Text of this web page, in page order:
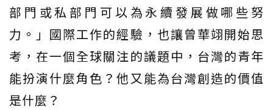
部門或私部門可以為永續發展做哪些努
力。」國際工作的經驗，也讓曾華翊開始思
考，在一個全球關注的議題中，台灣的青年
能扮演什麼角色？他又能為台灣創造的價值
是什麼？